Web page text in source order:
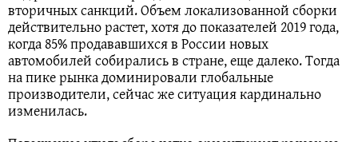
вторичных санкций. Объем локализованной сборки
действительно растет, хотя до показателей 2019 года,
когда 85% продававшихся в России новых
автомобилей собирались в стране, еще далеко. Тогда
на пике рынка доминировали глобальные
производители, сейчас же ситуация кардинально
изменилась.